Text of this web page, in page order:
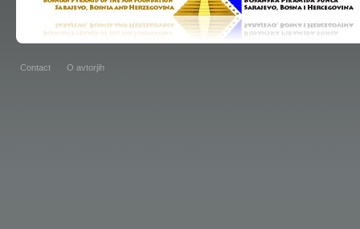
Contact O avtorjih